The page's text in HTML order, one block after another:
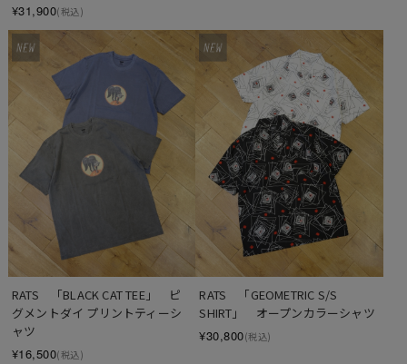
¥31,900(税込)
RATS　「BLACK CAT TEE」　ピ
グメントダイ プリントティーシ
ャツ
¥16,500(税込)
RATS　「GEOMETRIC S/S
SHIRT」　オープンカラーシャツ
¥30,800(税込)